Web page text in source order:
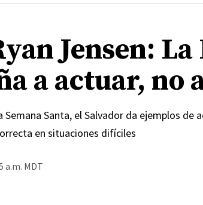
Jensen: La
a actuar, no
Semana Santa, el Salvador da ejemplos de
en situaciones difíciles
a.m. MDT